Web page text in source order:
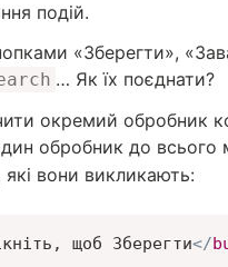
подій.
«Зберегти»,
… Як їх поєднати?
окремий обробник
обробник до всього
вони викликають:
щоб Зберегти</